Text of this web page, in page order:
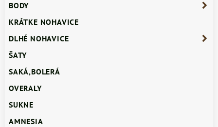
BODY
KRÁTKE NOHAVICE
DLHÉ NOHAVICE
ŠATY
SAKÁ,BOLERÁ
OVERALY
SUKNE
AMNESIA